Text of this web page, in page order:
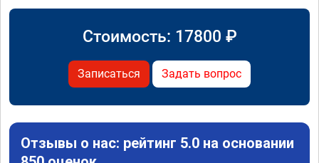
Стоимость: 17800 ₽
Записаться Задать вопрос
Отзывы о нас: рейтинг 5.0 на основании